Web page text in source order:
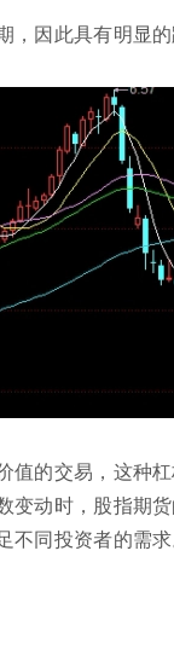
因此具有明显的
的交易，这种杠
动时，股指期货
同投资者的需求